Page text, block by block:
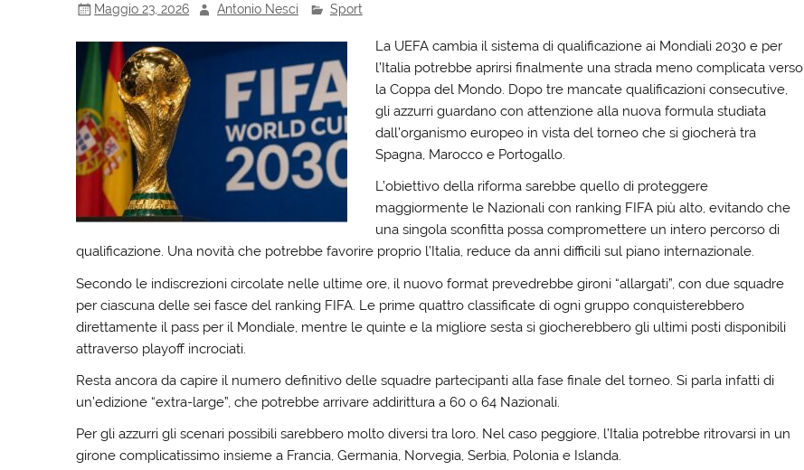
Maggio 23, 2026 Antonio Nesci Sport
La UEFA cambia il sistema di qualificazione ai Mondiali 2030 e per
l’Italia potrebbe aprirsi finalmente una strada meno complicata verso
la Coppa del Mondo. Dopo tre mancate qualificazioni consecutive,
gli azzurri guardano con attenzione alla nuova formula studiata
dall’organismo europeo in vista del torneo che si giocherà tra
Spagna, Marocco e Portogallo.
L’obiettivo della riforma sarebbe quello di proteggere
maggiormente le Nazionali con ranking FIFA più alto, evitando che
una singola sconfitta possa compromettere un intero percorso di
qualificazione. Una novità che potrebbe favorire proprio l’Italia, reduce da anni difficili sul piano internazionale.
Secondo le indiscrezioni circolate nelle ultime ore, il nuovo format prevedrebbe gironi “allargati”, con due squadre
per ciascuna delle sei fasce del ranking FIFA. Le prime quattro classificate di ogni gruppo conquisterebbero
direttamente il pass per il Mondiale, mentre le quinte e la migliore sesta si giocherebbero gli ultimi posti disponibili
attraverso playoff incrociati.
Resta ancora da capire il numero definitivo delle squadre partecipanti alla fase finale del torneo. Si parla infatti di
un’edizione “extra-large”, che potrebbe arrivare addirittura a 60 o 64 Nazionali.
Per gli azzurri gli scenari possibili sarebbero molto diversi tra loro. Nel caso peggiore, l’Italia potrebbe ritrovarsi in un
girone complicatissimo insieme a Francia, Germania, Norvegia, Serbia, Polonia e Islanda.